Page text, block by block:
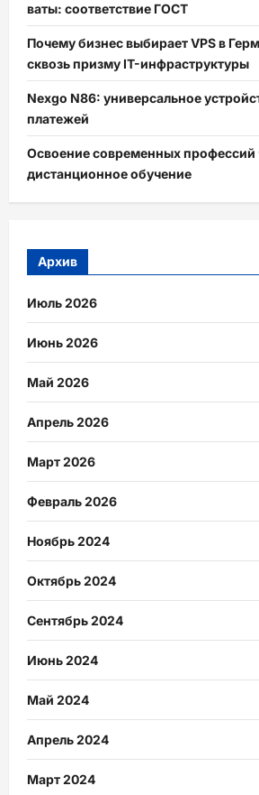
ваты: соответствие ГОСТ
Почему бизнес выбирает VPS в
сквозь призму IT-инфраструктуры
Nexgo N86: универсальное
платежей
Освоение современных профессий
дистанционное обучение
Архив
Июль 2026
Июнь 2026
Май 2026
Апрель 2026
Март 2026
Февраль 2026
Ноябрь 2024
Октябрь 2024
Сентябрь 2024
Июнь 2024
Май 2024
Апрель 2024
Март 2024